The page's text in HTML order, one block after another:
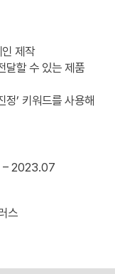
제작
달할 수 있는 제품
정’ 키워드를 사용해
2023.07
스